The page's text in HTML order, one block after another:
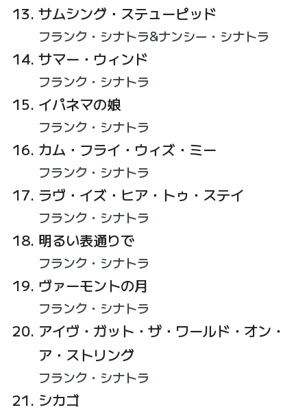
サムシング・ステューピッド
フランク・シナトラ&ナンシー・シナトラ
サマー・ウィンド
フランク・シナトラ
イパネマの娘
フランク・シナトラ
カム・フライ・ウィズ・ミー
フランク・シナトラ
ラヴ・イズ・ヒア・トゥ・ステイ
フランク・シナトラ
明るい表通りで
フランク・シナトラ
ヴァーモントの月
フランク・シナトラ
アイヴ・ガット・ザ・ワールド・オン・
ア・ストリング
フランク・シナトラ
シカゴ